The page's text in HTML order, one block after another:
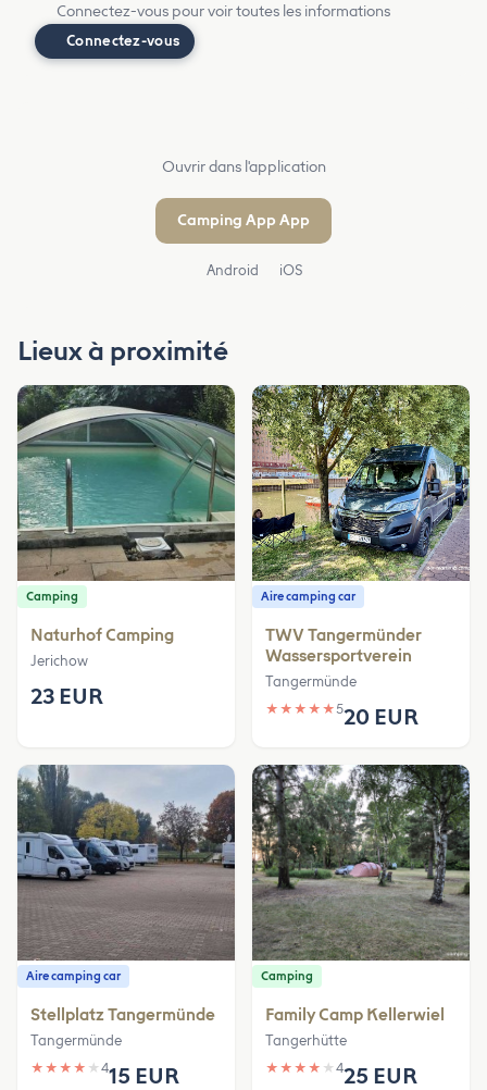
Connectez-vous pour voir toutes les informations
Connectez-vous
Ouvrir dans l'application
Camping App App
Android iOS
Lieux à proximité
Camping
Naturhof Camping
Jerichow
23 EUR
Aire camping car
TWV Tangermünder
Wassersportverein
Tangermünde
★ ★ ★ ★ ★520 EUR
Aire camping car
Stellplatz Tangermünde
Tangermünde
★ ★ ★ ★ ★ 415 EUR
Camping
Family Camp Kellerwiel
Tangerhütte
★ ★ ★ ★ ★ 425 EUR